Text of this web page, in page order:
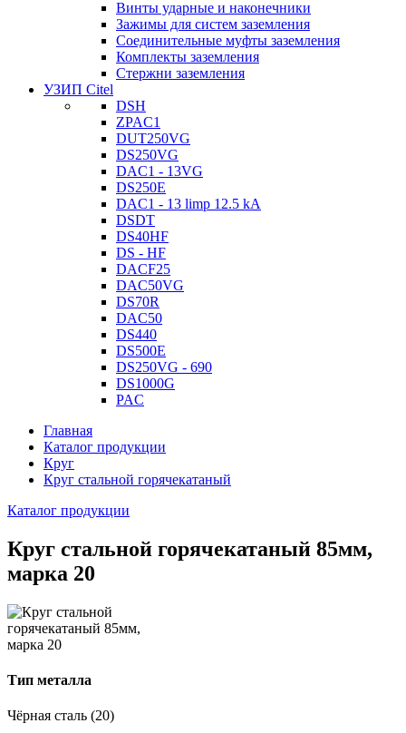
Винты ударные и наконечники
Зажимы для систем заземления
Соединительные муфты заземления
Комплекты заземления
Стержни заземления
УЗИП Citel
DSH
ZPAC1
DUT250VG
DS250VG
DAC1 - 13VG
DS250E
DAC1 - 13 limp 12.5 kA
DSDT
DS40HF
DS - HF
DACF25
DAC50VG
DS70R
DAC50
DS440
DS500E
DS250VG - 690
DS1000G
PAC
Главная
Каталог продукции
Круг
Круг стальной горячекатаный
Каталог продукции
Круг стальной горячекатаный 85мм,
марка 20
Тип металла
Чёрная сталь (20)